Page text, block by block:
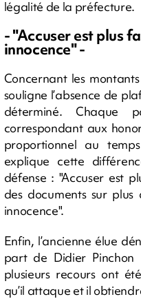
légalité de la préfecture.
- "Accuser est plus
innocence" -
Concernant les
souligne l’absence de
déterminé. Chaque
correspondant aux
proportionnel au
explique cette
défense : "Accuser est
des documents sur
innocence".
Enfin, l’ancienne élue
part de Didier
plusieurs recours ont
qu’il attaque et il